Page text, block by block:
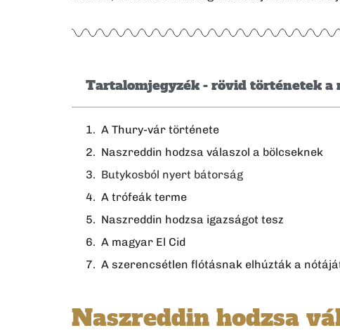
Tartalomjegyzék - rövid történetek a
A Thury-vár története
Naszreddin hodzsa válaszol a bölcseknek
Butykosból nyert bátorság
A trófeák terme
Naszreddin hodzsa igazságot tesz
A magyar El Cid
A szerencsétlen flótásnak elhúzták a
Naszreddin hodzsa